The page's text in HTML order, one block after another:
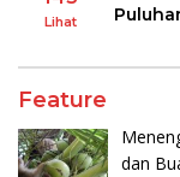
Lihat
Feature
dan